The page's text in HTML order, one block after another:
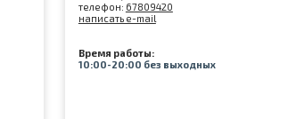
телефон: 67809420
написать e-mail
Время работы:
10:00-20:00 без выходных